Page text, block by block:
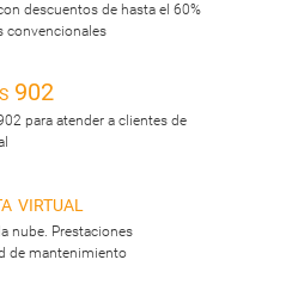
descuentos de hasta el 60%
convencionales
902
para atender a clientes de
virtual
nube. Prestaciones
de mantenimiento